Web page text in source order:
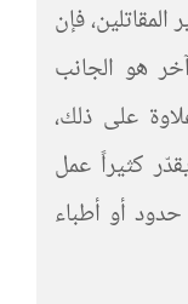
فإن
هو الجانب
على ذلك،
كثيراً عمل
حدود أو أطباء